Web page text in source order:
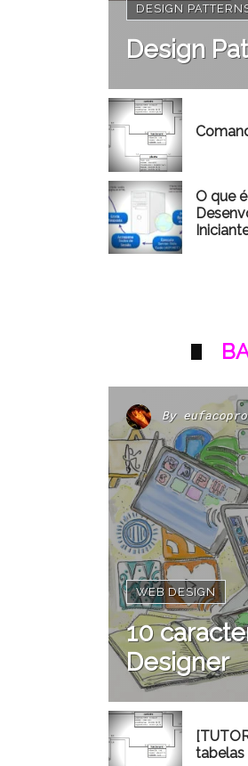
DESIGN
Design
O que
By
WEB DESIGN
10
Designer
tabelas